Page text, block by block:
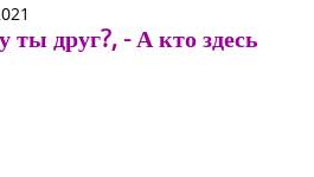
ты друг?, - А кто здесь